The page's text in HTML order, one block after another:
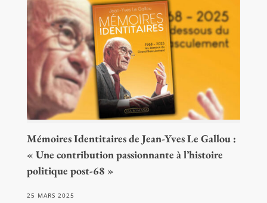
Mémoires Identitaires de Jean-Yves Le Gallou :
« Une contribution passionnante à l’histoire
politique post-68 »
25 MARS 2025